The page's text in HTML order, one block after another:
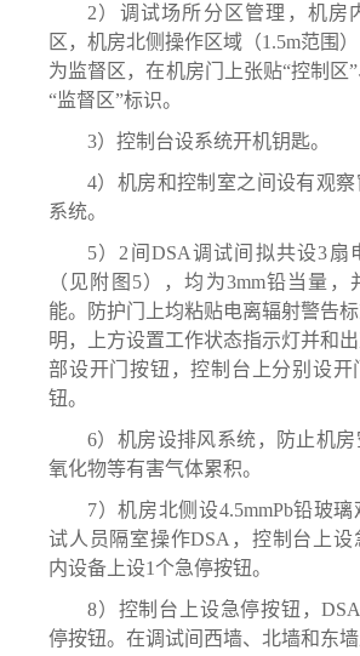
2）调试场所分区管理，机房
区，机房北侧操作区域（1.5m范围
为监督区，在机房门上张贴“控制区
“监督区”标识。
3）控制台设系统开机钥匙。
4）机房和控制室之间设有观
系统。
5） 2间DSA调试间 拟共设3扇
（见附图5），均为3mm铅当量，
能。防护门上均粘贴电离辐射警告
明，上方设置工作状态指示灯并和
部设开门按钮，控制台上分别设开
钮。
6）机房设排风系统，防止机
氧化物等有害气体累积。
7）机房北侧设4.5mmPb铅玻
试人员隔室操作DSA，控制台上设
内设备上设1个急停按钮。
8）控制台上设急停按钮，
停按钮。在调试间西墙、北墙和东